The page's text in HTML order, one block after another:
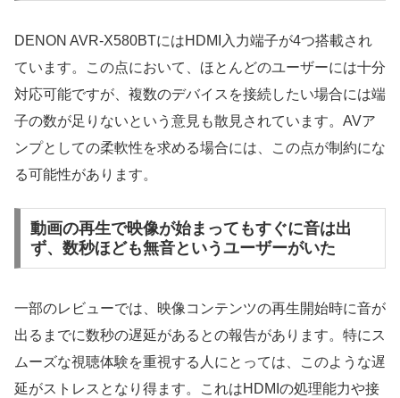
DENON AVR-X580BTにはHDMI入力端子が4つ搭載され
ています。この点において、ほとんどのユーザーには十分
対応可能ですが、複数のデバイスを接続したい場合には端
子の数が足りないという意見も散見されています。AVア
ンプとしての柔軟性を求める場合には、この点が制約にな
る可能性があります。
動画の再生で映像が始まってもすぐに音は出
ず、数秒ほども無音というユーザーがいた
一部のレビューでは、映像コンテンツの再生開始時に音が
出るまでに数秒の遅延があるとの報告があります。特にス
ムーズな視聴体験を重視する人にとっては、このような遅
延がストレスとなり得ます。これはHDMIの処理能力や接